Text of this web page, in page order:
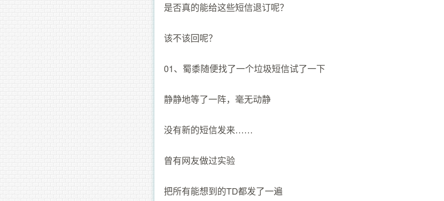
是否真的能给这些短信退订呢？
该不该回呢？
01、蜀黍随便找了一个垃圾短信试了一下
静静地等了一阵，毫无动静
没有新的短信发来……
曾有网友做过实验
把所有能想到的TD都发了一遍